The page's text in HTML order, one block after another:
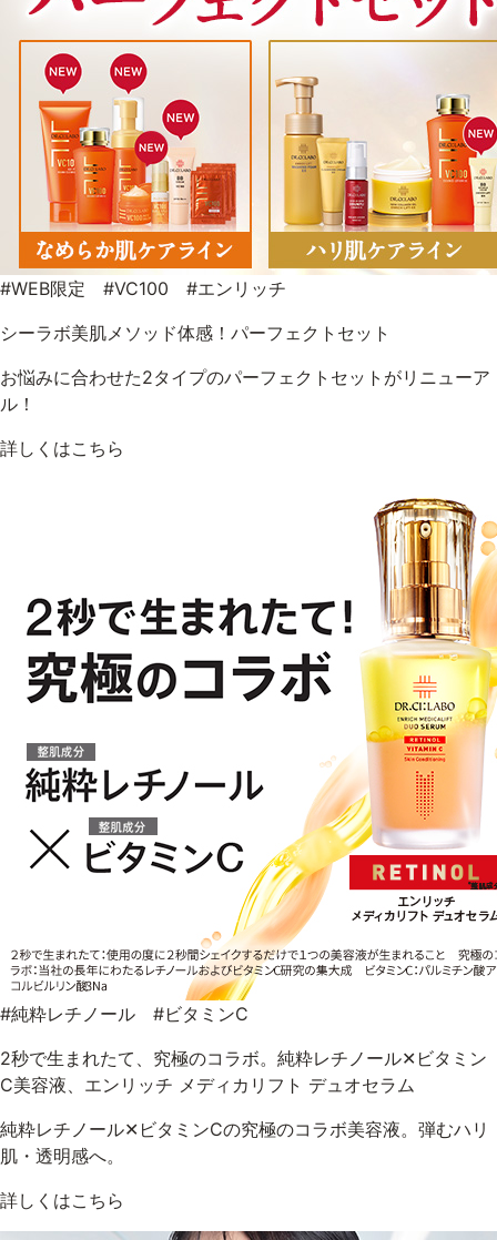
#WEB限定 #VC100 #エンリッチ
シーラボ美肌メソッド体感！パーフェクトセット
お悩みに合わせた2タイプのパーフェクトセットがリニューア
ル！
詳しくはこちら
#純粋レチノール #ビタミンC
2秒で生まれたて、究極のコラボ。純粋レチノール✕ビタミン
C美容液、エンリッチ メディカリフト デュオセラム
純粋レチノール✕ビタミンCの究極のコラボ美容液。弾むハリ
肌・透明感へ。
詳しくはこちら